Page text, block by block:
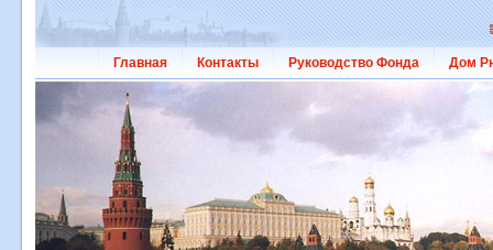
Главная Контакты Руководство Фонда Дом